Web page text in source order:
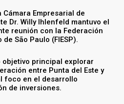
Empresarial de
Dr. Willy Ihlenfeld mantuvo el
reunión con la Federación
São Paulo (FIESP).
objetivo principal explorar
entre Punta del Este y
foco en el desarrollo
de inversiones.